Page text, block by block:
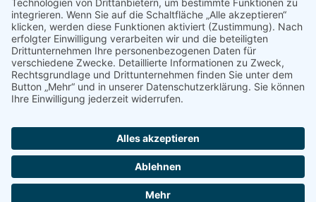
 ANSCHRIFT:ERDINGER STRAßE 125 A,
85356 FREISING
Datenschutz Impressum